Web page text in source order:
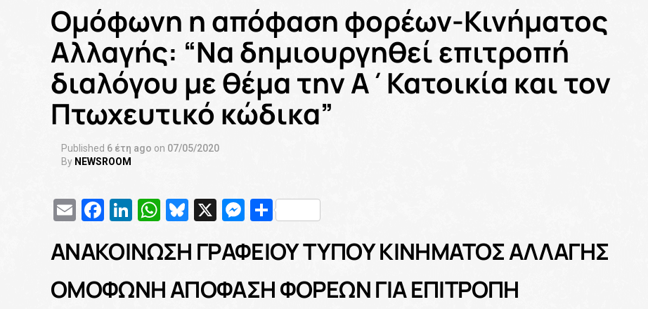
Ομόφωνη η απόφαση φορέων-Κινήματος
Αλλαγής: “Να δημιουργηθεί επιτροπή
διαλόγου με θέμα την Α΄Κατοικία και τον
Πτωχευτικό κώδικα”
Published 6 έτη ago on 07/05/2020
By NEWSROOM
EmailFacebook
LinkedIn
WhatsApp
Bluesky
X Messenger
Μοιραστείτε
ΑΝΑΚΟΙΝΩΣΗ ΓΡΑΦΕΙΟΥ ΤΥΠΟΥ ΚΙΝΗΜΑΤΟΣ ΑΛΛΑΓΗΣ
ΟΜΟΦΩΝΗ ΑΠΟΦΑΣΗ ΦΟΡΕΩΝ ΓΙΑ ΕΠΙΤΡΟΠΗ